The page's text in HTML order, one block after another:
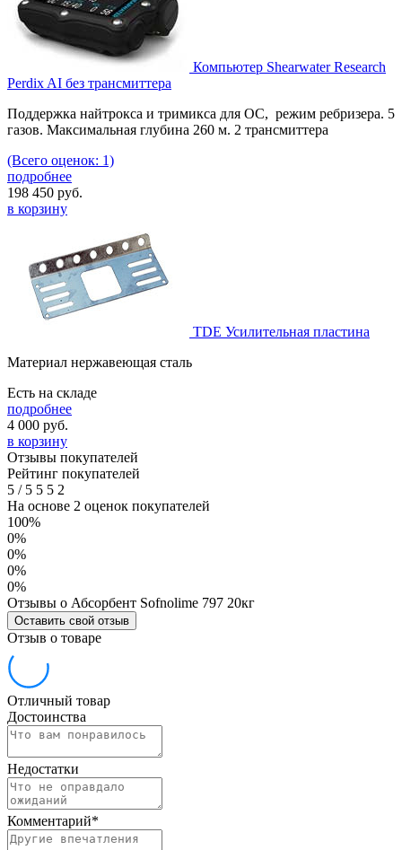
Компьютер Shearwater Research
Perdix AI без трансмиттера
Поддержка найтрокса и тримикса для OC, режим ребризера. 5
газов. Максимальная глубина 260 м. 2 трансмиттера
(Всего оценок: 1)
подробнее
198 450 руб.
в корзину
TDE Усилительная пластина
Материал нержавеющая сталь
Есть на складе
подробнее
4 000 руб.
в корзину
Отзывы покупателей
Рейтинг покупателей
5 /5 5 5 2
На основе 2 оценок покупателей
100%
0%
0%
0%
0%
Отзывы о Абсорбент Sofnolime 797 20кг
Оставить свой отзыв
Отзыв о товаре
Отличный товар
Достоинства
Недостатки
Комментарий*